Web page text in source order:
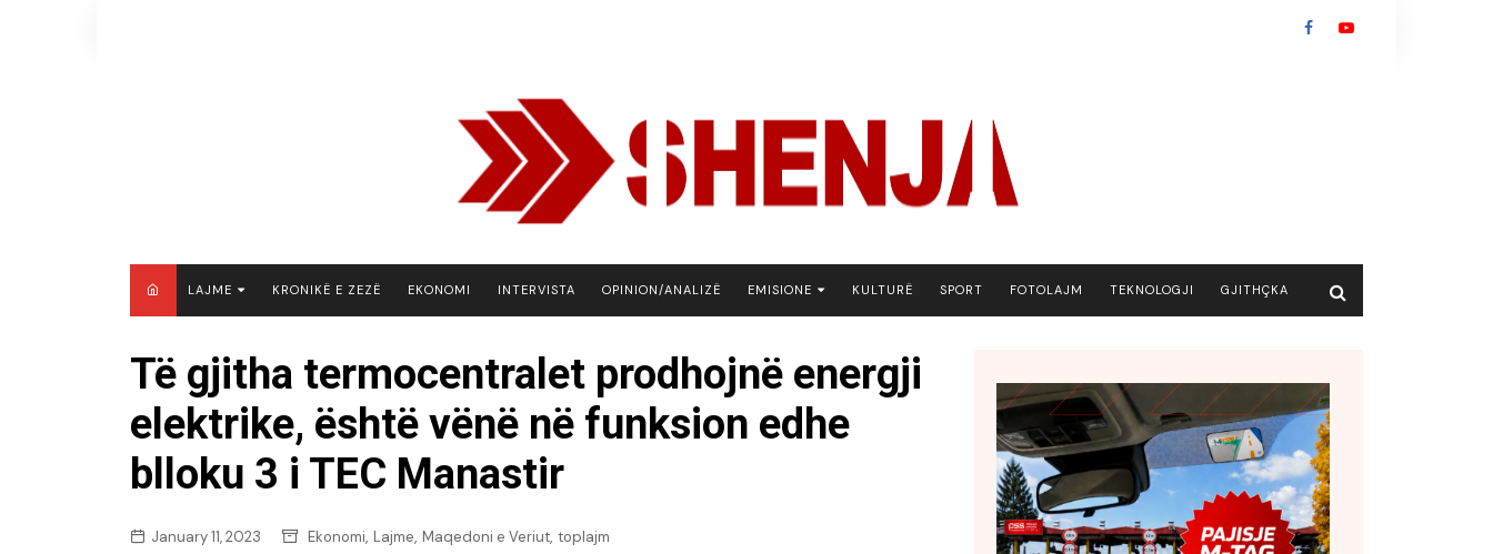
LAJME
KOSOVË
SHQIPËRI
BOTË
KRONIKË E ZEZË EKONOMI INTERVISTA OPINION/ANALIZË EMISIONE
BOTA NE FOKUS
EKONOMIKS
KULTURË SPORT FOTOLAJM TEKNOLOGJI GJITHÇKA
Të gjitha termocentralet prodhojnë energji
elektrike, është vënë në funksion edhe
blloku 3 i TEC Manastir
January 11, 2023 Ekonomi, Lajme, Maqedoni e Veriut, toplajm